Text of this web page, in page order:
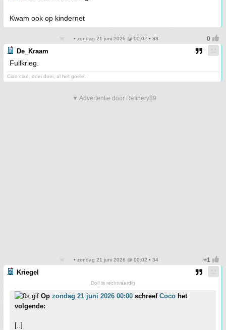
Kwam ook op kindernet
• zondag 21 juni 2026 @ 00:02 • 33
De_Kraam
Fullkrieg.
Ciao ciao, doei doei, al het goeie.
▼ Advertentie door Refinery89
• zondag 21 juni 2026 @ 00:02 • 34
Kriegel
Dolf is rechtvaardig
Op zondag 21 juni 2026 00:00 schreef Coco het
volgende:
[..]